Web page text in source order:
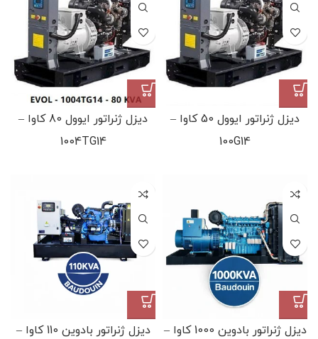
دیزل ژنراتور ایوول 50 کاوا –
100G14
دیزل ژنراتور ایوول 80 کاوا –
1004TG14
دیزل ژنراتور بادوین 1000 کاوا –
دیزل ژنراتور بادوین 110 کاوا –